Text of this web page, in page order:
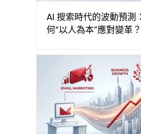
AI 搜索時代的波動預測
何“以人為本”應對變革？